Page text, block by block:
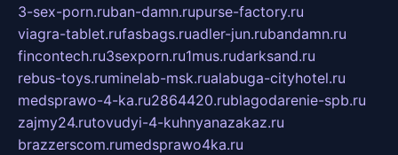
3-sex-porn.ruban-damn.rupurse-factory.ru
viagra-tablet.rufasbags.ruadler-jun.rubandamn.ru
fincontech.ru3sexporn.ru1mus.rudarksand.ru
rebus-toys.ruminelab-msk.rualabuga-cityhotel.ru
medsprawo-4-ka.ru2864420.rublagodarenie-spb.ru
zajmy24.rutovudyi-4-kuhnyanazakaz.ru
brazzerscom.rumedsprawo4ka.ru